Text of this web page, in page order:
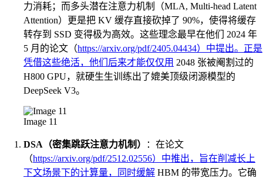
力消耗；而多头潜在注意力机制（MLA, Multi-head Latent
Attention）更是把 KV 缓存直接砍掉了 90%，使得将缓存
转存到 SSD 变得极为高效。这些理念最早在他们 2024 年
5 月的论文（https://arxiv.org/pdf/2405.04434）中提出。正是
凭借这些绝活，他们后来才能仅仅用 2048 张被阉割过的
H800 GPU，就硬生生训练出了媲美顶级闭源模型的
DeepSeek V3。
Image 11
DSA（密集跳跃注意力机制）
：在论文
（https://arxiv.org/pdf/2512.02556）中推出，旨在削减长上
下文场景下的计算量，同时缓解 HBM 的带宽压力。它确